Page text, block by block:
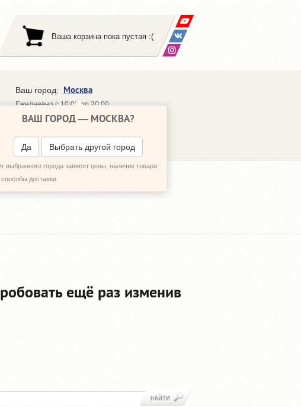
Ваша корзина пока пустая :(
Ваш город: Москва
ВАШ ГОРОД — МОСКВА?
Да Выбрать другой город
выбранного города зависят цены, наличие товара
способы доставки
Ежедневно с 10:00 до 20:00
+7 (495) 648-64-30
ПЕРЕЗВОНИТЬ МНЕ
ещё раз изменив